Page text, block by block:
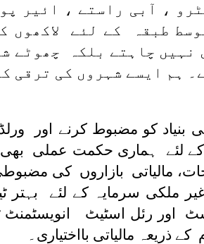
، آبی راستے ، ائیر
طبقہ کے لئے
نہیں چاہتے بلکہ چھوٹے
ہم ایسے شہروں کی ترقی
بنیاد کو مضبوط کرنے
کے لئے ہماری حکمت عملی
مالیاتی بازاروں کی
ملکی سرمایہ کے لئے بہتر
اور رئل اسٹیٹ
کے ذریعہ مالیاتی بااختیاری۔